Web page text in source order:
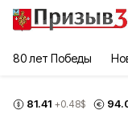
80 лет Победы
81.41 +0.48$